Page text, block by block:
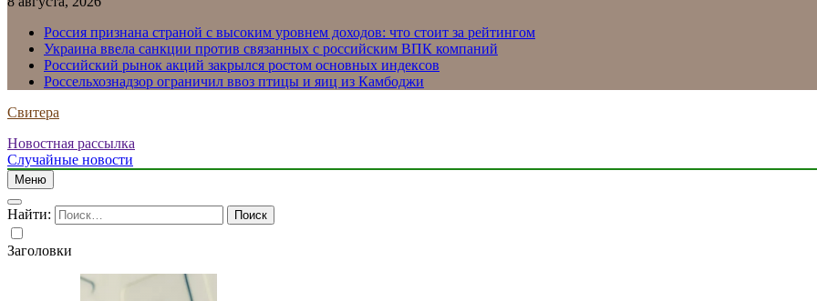
Россия признана страной с высоким уровнем доходов: что стоит за рейтингом
Украина ввела санкции против связанных с российским ВПК компаний
Российский рынок акций закрылся ростом основных индексов
Россельхознадзор ограничил ввоз птицы и яиц из Камбоджи
Свитера
Новостная рассылка
Случайные новости
Меню
Найти:
Заголовки